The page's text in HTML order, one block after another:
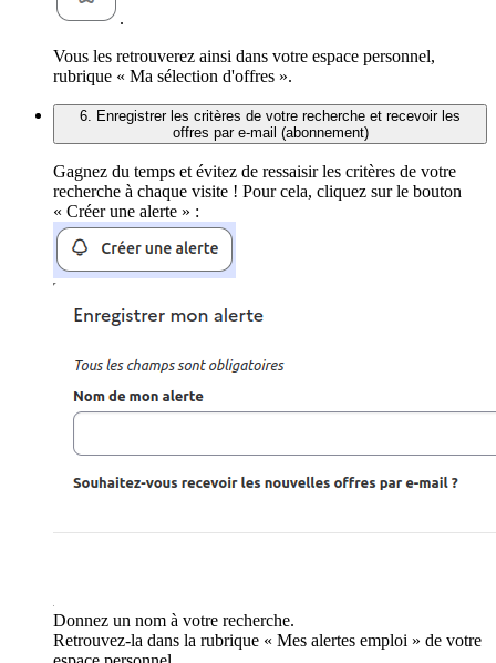
.
Vous les retrouverez ainsi dans votre espace personnel,
rubrique « Ma sélection d'offres ».
6. Enregistrer les critères de votre recherche et recevoir les
offres par e-mail (abonnement)
Gagnez du temps et évitez de ressaisir les critères de votre
recherche à chaque visite ! Pour cela, cliquez sur le bouton
« Créer une alerte » :
Donnez un nom à votre recherche.
Retrouvez-la dans la rubrique « Mes alertes emploi » de votre